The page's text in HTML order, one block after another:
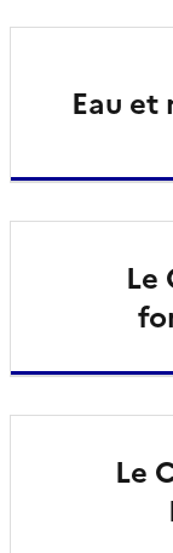
Eau
Le
Le